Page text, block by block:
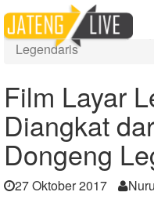
Home
Berita
Film Layar Lebar
Legendaris
Film Layar
Diangkat
Dongeng
27 Oktober 2017